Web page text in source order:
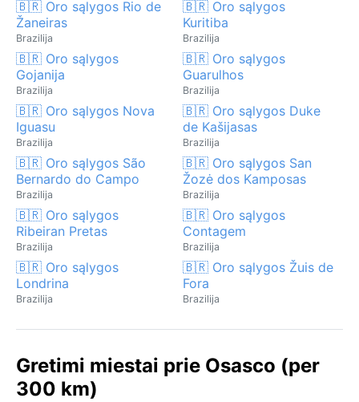
🇧🇷 Oro sąlygos Rio de
Žaneiras
Brazilija
🇧🇷 Oro sąlygos
Kuritiba
Brazilija
🇧🇷 Oro sąlygos
Gojanija
Brazilija
🇧🇷 Oro sąlygos
Guarulhos
Brazilija
🇧🇷 Oro sąlygos Nova
Iguasu
Brazilija
🇧🇷 Oro sąlygos Duke
de Kašijasas
Brazilija
🇧🇷 Oro sąlygos São
Bernardo do Campo
Brazilija
🇧🇷 Oro sąlygos San
Žozė dos Kamposas
Brazilija
🇧🇷 Oro sąlygos
Ribeiran Pretas
Brazilija
🇧🇷 Oro sąlygos
Contagem
Brazilija
🇧🇷 Oro sąlygos
Londrina
Brazilija
🇧🇷 Oro sąlygos Žuis de
Fora
Brazilija
Gretimi miestai prie Osasco (per
300 km)